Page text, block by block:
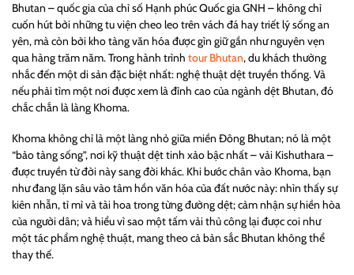
Bhutan – quốc gia của chỉ số Hạnh phúc Quốc gia GNH – không chỉ
cuốn hút bởi những tu viện cheo leo trên vách đá hay triết lý sống an
yên, mà còn bởi kho tàng văn hóa được gìn giữ gần như nguyên vẹn
qua hàng trăm năm. Trong hành trình tour Bhutan, du khách thường
nhắc đến một di sản đặc biệt nhất: nghệ thuật dệt truyền thống. Và
nếu phải tìm một nơi được xem là đỉnh cao của ngành dệt Bhutan, đó
chắc chắn là làng Khoma.
Khoma không chỉ là một làng nhỏ giữa miền Đông Bhutan; nó là một
“bảo tàng sống”, nơi kỹ thuật dệt tinh xảo bậc nhất – vải Kishuthara –
được truyền từ đời này sang đời khác. Khi bước chân vào Khoma, bạn
như đang lặn sâu vào tâm hồn văn hóa của đất nước này: nhìn thấy sự
kiên nhẫn, tỉ mỉ và tài hoa trong từng đường dệt; cảm nhận sự hiền hòa
của người dân; và hiểu vì sao một tấm vải thủ công lại được coi như
một tác phẩm nghệ thuật, mang theo cả bản sắc Bhutan không thể
thay thế.